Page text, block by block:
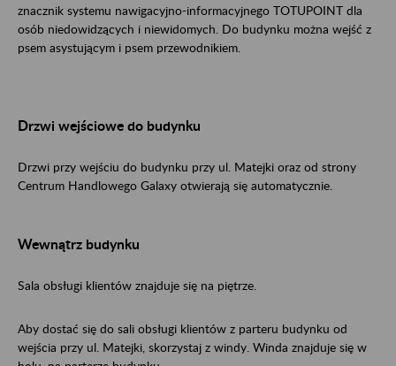
znacznik systemu nawigacyjno-informacyjnego TOTUPOINT dla
osób niedowidzących i niewidomych. Do budynku można wejść z
psem asystującym i psem przewodnikiem.
Drzwi wejściowe do budynku
Drzwi przy wejściu do budynku przy ul. Matejki oraz od strony
Centrum Handlowego Galaxy otwierają się automatycznie.
Wewnątrz budynku
Sala obsługi klientów znajduje się na piętrze.
Aby dostać się do sali obsługi klientów z parteru budynku od
wejścia przy ul. Matejki, skorzystaj z windy. Winda znajduje się w